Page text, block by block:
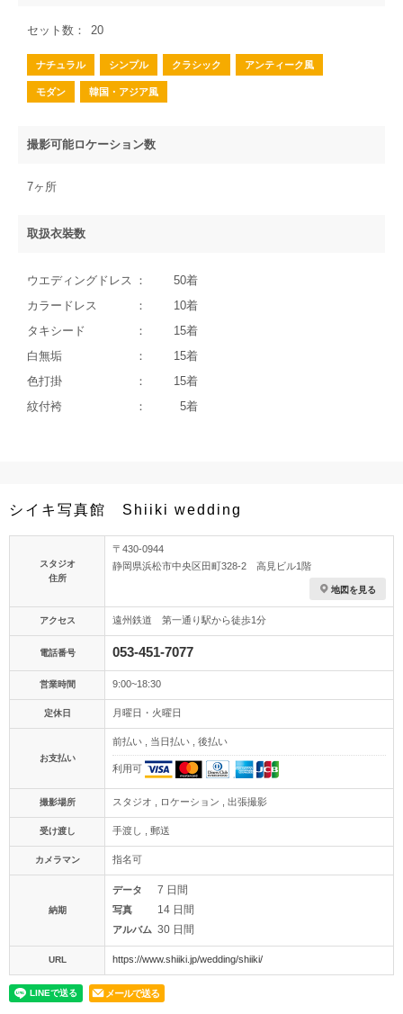
セット数 20
ナチュラル シンプル クラシック アンティーク風
モダン 韓国・アジア風
撮影可能ロケーション数
7ヶ所
取扱衣裝数
ウエディングドレス
50着
カラードレス
10着
タキシード
15着
白無垢
15着
色打掛
15着
紋付袴
5着
シイキ写真館 Shiiki wedding
スタジオ
住所
〒430-0944
静岡県浜松市中央区田町328-2 高見ビル1階
地図を見る
アクセス 遠州鉄道 第一通り駅から徒歩1分
電話番号 053-451-7077
営業時間 9:00~18:30
定休日 月曜日・火曜日
お支払い
前払い , 当日払い , 後払い
利用可
撮影場所 スタジオ , ロケーション , 出張撮影
受け渡し 手渡し , 郵送
カメラマン 指名可
納期
データ 7 日間
写真 14 日間
アルバム 30 日間
URL https://www.shiiki.jp/wedding/shiiki/
メールで送る